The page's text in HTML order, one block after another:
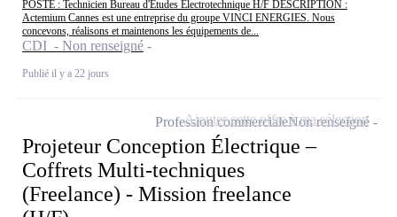
POSTE : Technicien Bureau d'Études Electrotechnique H/F DESCRIPTION :
Actemium Cannes est une entreprise du groupe VINCI ENERGIES. Nous
concevons, réalisons et maintenons les équipements de...
CDI - Non renseigné
Publié il y a 22 jours
Projeteur Conception Électrique –
Coffrets Multi-techniques
(Freelance) - Mission freelance
Profession commercialeNon renseigné
Ajouter cette offre à ma sélection